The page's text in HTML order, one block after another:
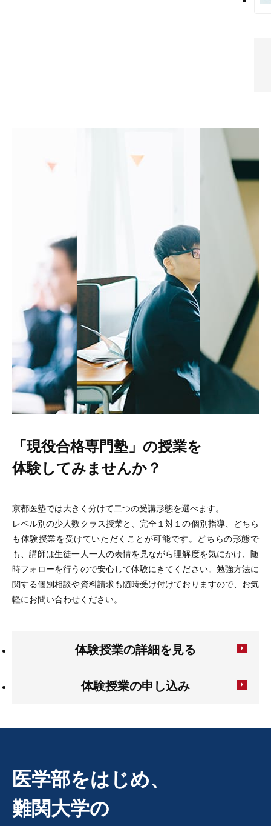
「現役合格専門塾」の授業を
体験してみませんか？
京都医塾では大きく分けて二つの受講形態を選べます。
レベル別の少人数クラス授業と、完全１対１の個別指導、どちら
も体験授業を受けていただくことが可能です。どちらの形態で
も、講師は生徒一人一人の表情を見ながら理解度を気にかけ、随
時フォローを行うので安心して体験にきてください。勉強方法に
関する個別相談や資料請求も随時受け付けておりますので、お気
軽にお問い合わせください。
体験授業の詳細を見る
体験授業の申し込み
医学部をはじめ、
難関大学の